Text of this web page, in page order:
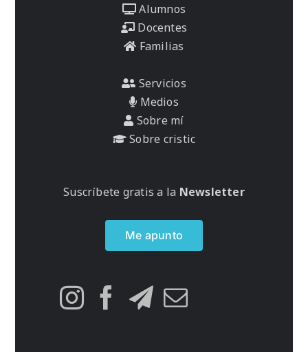
Alumnos
Docentes
Familias
Servicios
Medios
Sobre mí
Sobre cristic
Suscríbete gratis a la Newsletter
Me apunto